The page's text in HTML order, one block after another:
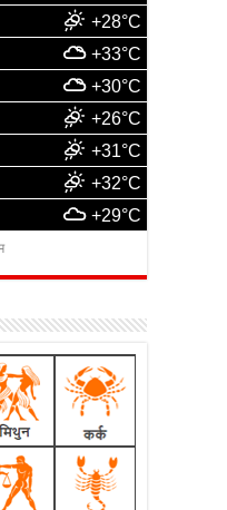
+28°C
+33°C
+30°C
+26°C
+31°C
+32°C
+29°C